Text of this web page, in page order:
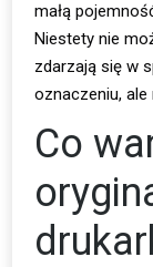
małą
Niestety nie
zdarzają się w
oznaczeniu, ale
Co